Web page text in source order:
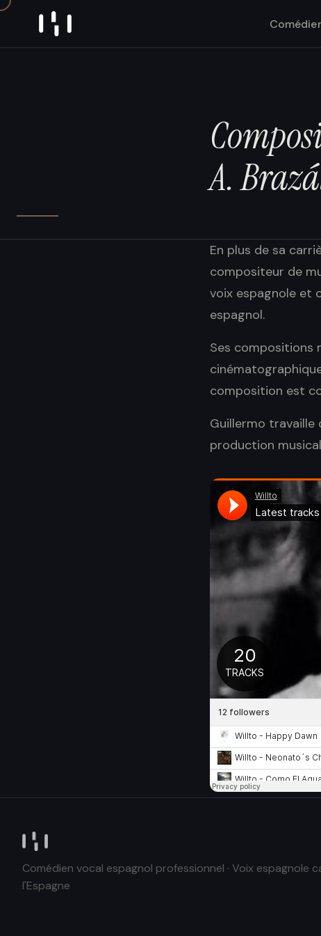
Skip to content
A.
En plus de sa
compositeur de
voix espagnole et
espagnol.
Ses compositions
composition est
Guillermo travaille
production
Comédien vocal espagnol professionnel · Voix espagnole
l'Espagne